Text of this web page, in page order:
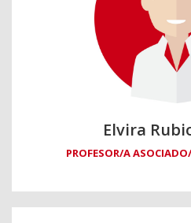
Elvira
PROFESOR/A